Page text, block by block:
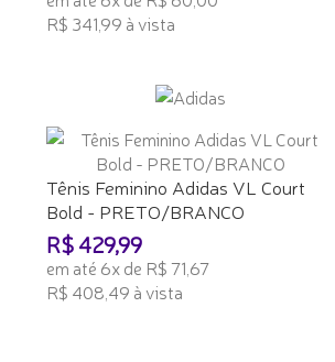
R$ 341,99 à vista
Tênis Feminino Adidas VL Court
Bold - PRETO/BRANCO
R$ 429,99
em até 6x de R$ 71,67
R$ 408,49 à vista